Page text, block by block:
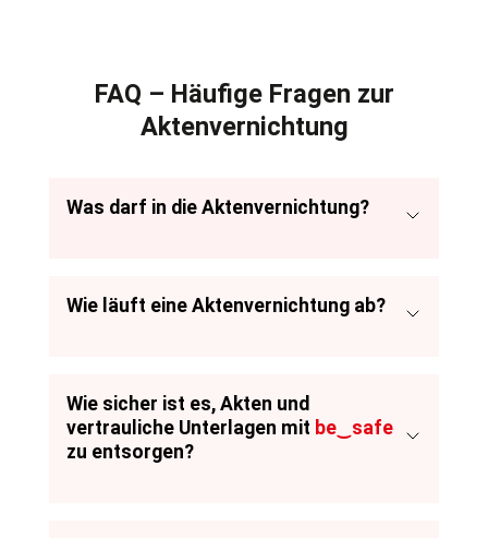
FAQ – Häufige Fragen zur
Aktenvernichtung
Was darf in die Aktenvernichtung?
Wie läuft eine Aktenvernichtung ab?
Wie sicher ist es, Akten und
vertrauliche Unterlagen mit be‿safe
zu entsorgen?